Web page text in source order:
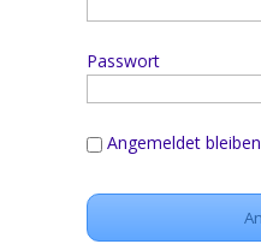
Passwort
Angemeldet bleiben